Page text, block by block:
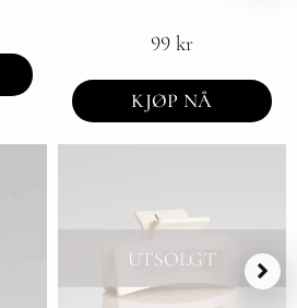
99 kr
KJØP NÅ
UTSOLGT